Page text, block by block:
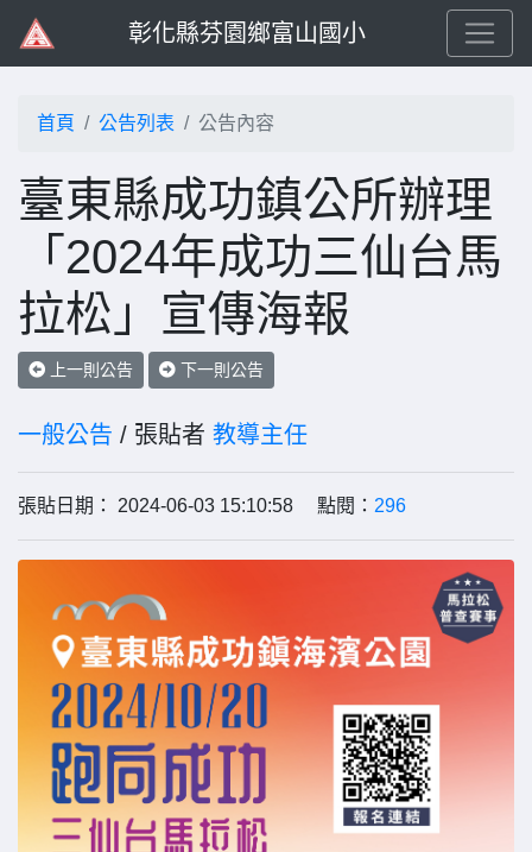
彰化縣芬園鄉富山國小
首頁 公告列表 公告內容
臺東縣成功鎮公所辦理
「2024年成功三仙台馬
拉松」宣傳海報
上一則公告 下一則公告
一般公告 / 張貼者 教導主任
張貼日期： 2024-06-03 15:10:58 點閱： 296